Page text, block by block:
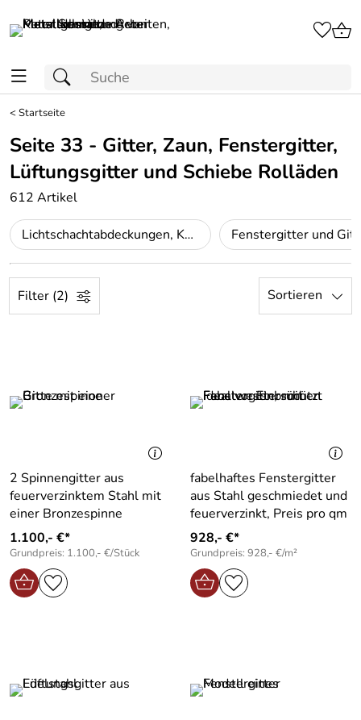
<Startseite
Seite 33 - Gitter, Zaun, Fenstergitter,
Lüftungsgitter und Schiebe Rolläden
612 Artikel
Lichtschachtabdeckungen, Kellerschachtabdeckungen Fenstergitter und
Filter (2) Sortieren
2 Spinnengitter aus
feuerverzinktem Stahl mit
einer Bronzespinne
1.100,- €*
Grundpreis: 1.100,- €/Stück
fabelhaftes Fenstergitter
aus Stahl geschmiedet und
feuerverzinkt, Preis pro qm
928,- €*
Grundpreis: 928,- €/m²